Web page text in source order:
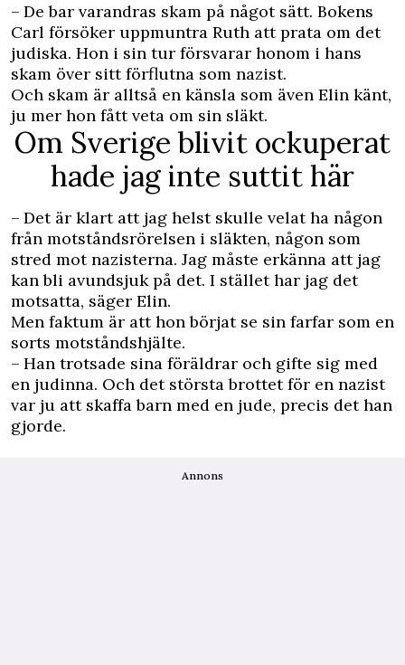
– De bar varandras skam på något sätt. Bokens
Carl försöker uppmuntra Ruth att prata om det
judiska. Hon i sin tur försvarar honom i hans
skam över sitt förflutna som nazist.
Och skam är alltså en känsla som även Elin känt,
ju mer hon fått veta om sin släkt.
Om Sverige blivit ockuperat
hade jag inte suttit här
– Det är klart att jag helst skulle velat ha någon
från motståndsrörelsen i släkten, någon som
stred mot nazisterna. Jag måste erkänna att jag
kan bli avundsjuk på det. I stället har jag det
motsatta, säger Elin.
Men faktum är att hon ­börjat se sin farfar som en
sorts motståndshjälte.
– Han trotsade sina för­äldrar och gifte sig med
en ­judinna. Och det största brottet för en nazist
var ju att skaffa barn med en jude, ­precis det han
gjorde.
Annons